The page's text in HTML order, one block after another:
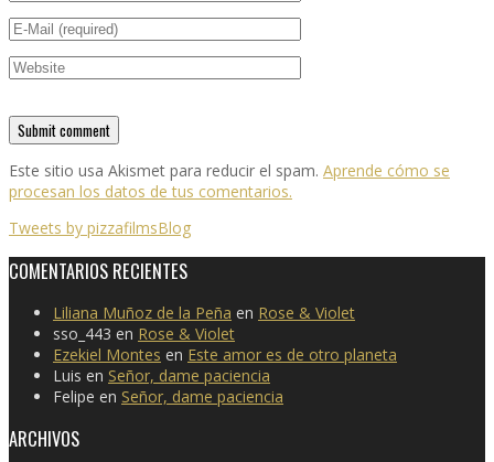
Este sitio usa Akismet para reducir el spam. Aprende cómo se
procesan los datos de tus comentarios.
Tweets by pizzafilmsBlog
COMENTARIOS RECIENTES
Liliana Muñoz de la Peña en Rose & Violet
sso_443 en Rose & Violet
Ezekiel Montes en Este amor es de otro planeta
Luis en Señor, dame paciencia
Felipe en Señor, dame paciencia
ARCHIVOS